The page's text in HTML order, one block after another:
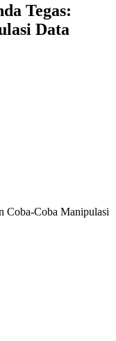
Tegas:
Data
Coba-Coba Manipulasi